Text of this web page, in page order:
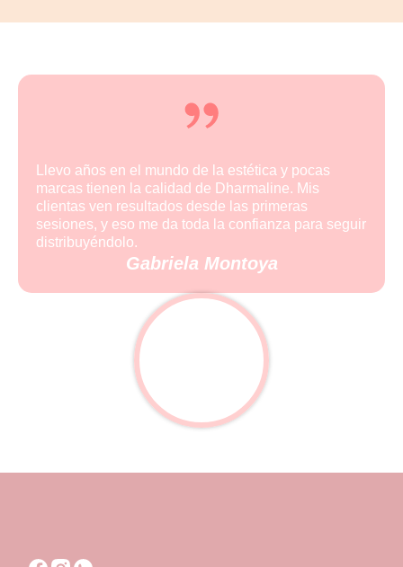
Llevo años en el mundo de la estética y pocas
marcas tienen la calidad de Dharmaline. Mis
clientas ven resultados desde las primeras
sesiones, y eso me da toda la confianza para seguir
distribuyéndolo.
Gabriela Montoya